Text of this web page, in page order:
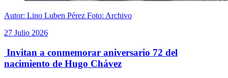
Autor: Lino Luben Pérez Foto: Archivo
27 Julio 2026
Invitan a conmemorar aniversario 72 del
nacimiento de Hugo Chávez